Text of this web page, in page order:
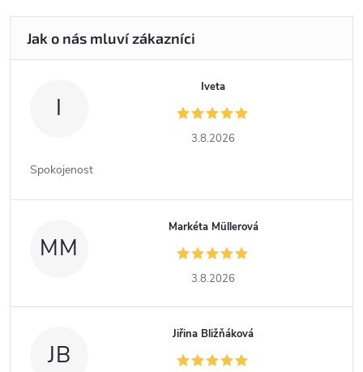
I
Iveta
3.8.2026
Spokojenost
MM
Markéta Müllerová
3.8.2026
JB
Jiřina Bližňáková